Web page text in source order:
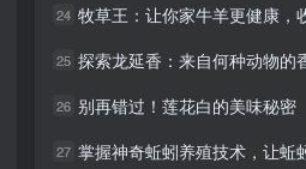
24 牧草王：让你家牛羊更健康，收益翻倍
25 探索龙延香：来自何种动物的香气，让
26 别再错过！莲花白的美味秘密
27 掌握神奇蚯蚓养殖技术，让蚯蚓成为你
24 牧草王：让你家牛羊更健康，收益翻倍
25 探索龙延香：来自何种动物的香气，让
26 别再错过！莲花白的美味秘密
27 掌握神奇蚯蚓养殖技术，让蚯蚓成为你